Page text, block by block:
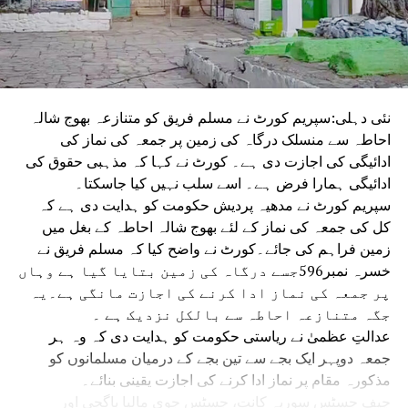
نئی دہلی:سپریم کورٹ نے مسلم فریق کو متنازعہ بھوج شالہ
احاطہ سے منسلک درگاہ کی زمین پر جمعہ کی نماز کی
ادائیگی کی اجازت دی ہے۔ کورٹ نے کہا کہ مذہبی حقوق کی
ادائیگی ہمارا فرض ہے۔ اسے سلب نہیں کیا جاسکتا۔
سپریم کورٹ نے مدھیہ پردیش حکومت کو ہدایت دی ہے کہ
کل کی جمعہ کی نماز کے لئے بھوج شالہ احاطہ کے بغل میں
زمین فراہم کی جائے۔کورٹ نے واضح کیا کہ مسلم فریق نے
خسرہ نمبر596جسے درگاہ کی زمین بتایا گیا ہے وہاں
پر جمعہ کی نماز ادا کرنے کی اجازت مانگی ہے۔یہ
جگہ متنازعہ احاطہ سے بالکل نزدیک ہے ۔
عدالتِ عظمیٰ نے ریاستی حکومت کو ہدایت دی کہ وہ ہر
جمعہ دوپہر ایک بجے سے تین بجے کے درمیان مسلمانوں کو
مذکورہ مقام پر نماز ادا کرنے کی اجازت یقینی بنائے۔